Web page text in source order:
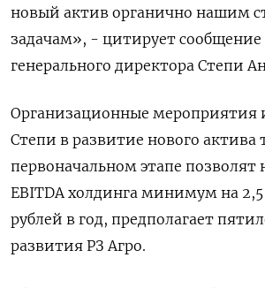
новый актив органично нашим
задачам», - цитирует сообщение
генерального директора Степи
Организационные мероприятия
Степи в развитие нового актива
первоначальном этапе позволят
EBITDA холдинга минимум на
рублей в год, предполагает
развития РЗ Агро.